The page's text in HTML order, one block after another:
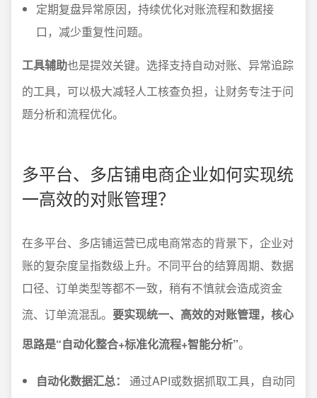
定期复盘异常原因，持续优化对账流程和数据接
口，减少重复性问题。
工具辅助也是提效关键。选择支持自动对账、异常追踪
的工具，可以极大减轻人工核查负担，让财务专注于问
题分析和流程优化。
多平台、多店铺电商企业如何实现统
一高效的对账管理？
在多平台、多店铺运营已成电商常态的背景下，企业对
账的复杂度呈指数级上升。不同平台的结算周期、数据
口径、订单类型等都不一致，稍有不慎就会造成资金
流、订单流混乱。 要实现统一、高效的对账管理，核心
思路是“自动化整合+标准化流程+智能分析”。
自动化数据汇总：
通过API或数据抓取工具，自动同